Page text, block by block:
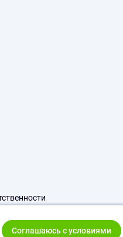
Соглашаюсь с условиями